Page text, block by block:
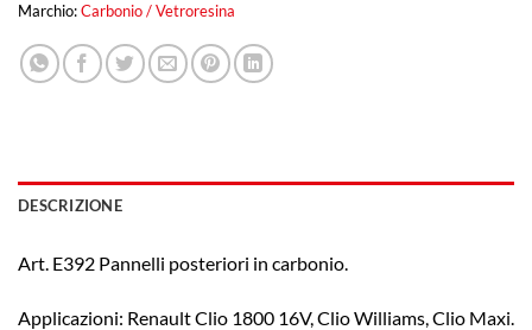
Marchio:Carbonio / Vetroresina
DESCRIZIONE
Art. E392 Pannelli posteriori in carbonio.
Applicazioni: Renault Clio 1800 16V, Clio Williams, Clio Maxi.